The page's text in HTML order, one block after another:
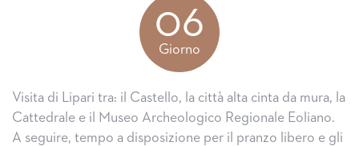
06
Giorno
Visita di Lipari tra: il Castello, la città alta cinta da mura, la
Cattedrale e il Museo Archeologico Regionale Eoliano.
A seguire, tempo a disposizione per il pranzo libero e gli